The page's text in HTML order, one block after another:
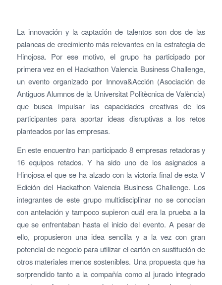
La innovación y la captación de talentos son dos de las
palancas de crecimiento más relevantes en la estrategia de
Hinojosa. Por ese motivo, el grupo ha participado por
primera vez en el Hackathon Valencia Business Challenge,
un evento organizado por Innova&Acción (Asociación de
Antiguos Alumnos de la Universitat Politècnica de València)
que busca impulsar las capacidades creativas de los
participantes para aportar ideas disruptivas a los retos
planteados por las empresas.
En este encuentro han participado 8 empresas retadoras y
16 equipos retados. Y ha sido uno de los asignados a
Hinojosa el que se ha alzado con la victoria final de esta V
Edición del Hackathon Valencia Business Challenge. Los
integrantes de este grupo multidisciplinar no se conocían
con antelación y tampoco supieron cuál era la prueba a la
que se enfrentaban hasta el inicio del evento. A pesar de
ello, propusieron una idea sencilla y a la vez con gran
potencial de negocio para utilizar el cartón en sustitución de
otros materiales menos sostenibles. Una propuesta que ha
sorprendido tanto a la compañía como al jurado integrado